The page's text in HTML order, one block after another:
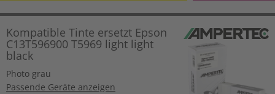
Kompatible Tinte ersetzt Epson
C13T596900 T5969 light light
black
Photo grau
Passende Geräte anzeigen